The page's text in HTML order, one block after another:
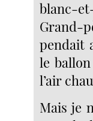
blanc-
Grand-
pendait
le
l’air
Mais je